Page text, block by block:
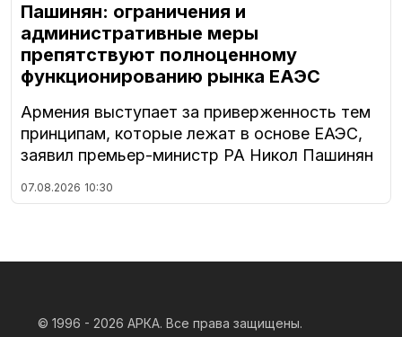
Пашинян: ограничения и
административные меры
препятствуют полноценному
функционированию рынка ЕАЭС
Армения выступает за приверженность тем
принципам, которые лежат в основе ЕАЭС,
заявил премьер-министр РА Никол Пашинян
07.08.2026 10:30
© 1996 - 2026 АРКА. Все права защищены.